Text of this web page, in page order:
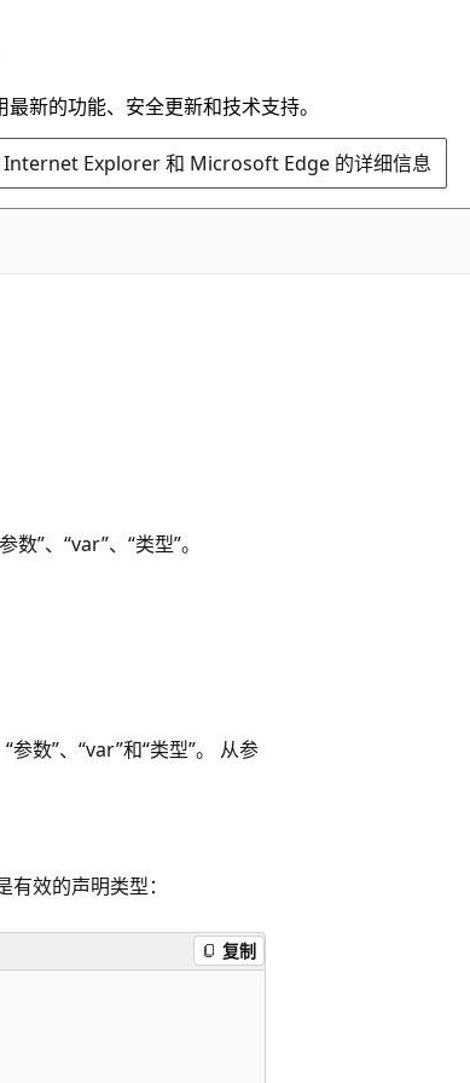
新的功能、安全更新和技术支持。
Internet Explorer 和 Microsoft Edge 的详细信息
”、“var”、“类型”。
数”、“var”和“类型”。 从参
效的声明类型：
复制